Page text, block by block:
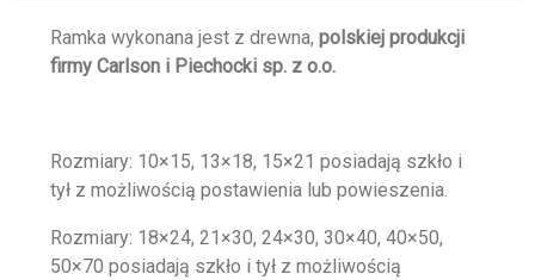
Ramka wykonana jest z drewna,polskiej produkcji
firmy Carlson i Piechocki sp. z o.o.
Rozmiary: 10×15, 13×18, 15×21 posiadają szkło i
tył z możliwością postawienia lub powieszenia.
Rozmiary: 18×24, 21×30, 24×30, 30×40, 40×50,
50×70 posiadają szkło i tył z możliwością